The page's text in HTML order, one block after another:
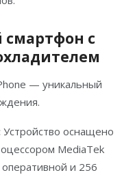
смартфон с
— уникальный
Устройство оснащено
MediaTek
и 256